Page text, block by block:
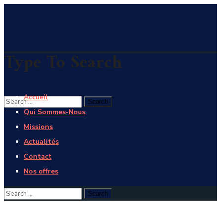
Type To Search
Accueil
Qui Sommes-Nous
Missions
Actualités
Contact
Nos offres